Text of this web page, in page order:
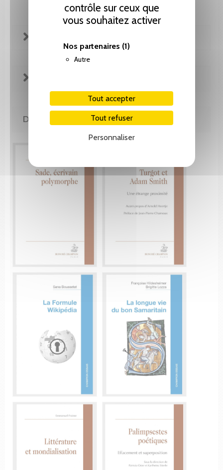
contrôle sur ceux que
vous souhaitez activer
Nos partenaires (1)
Autre
Tout accepter
Tout refuser
Personnaliser
DE LA MÊME COLLECTION